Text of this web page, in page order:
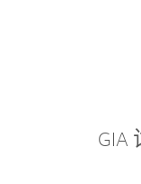
GIA